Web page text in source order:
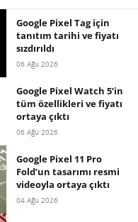
Google Pixel Tag için
tanıtım tarihi ve fiyatı
sızdırıldı
06 Ağu 2026
Google Pixel Watch 5’in
tüm özellikleri ve fiyatı
ortaya çıktı
06 Ağu 2026
Google Pixel 11 Pro
Fold’un tasarımı resmi
videoyla ortaya çıktı
04 Ağu 2026